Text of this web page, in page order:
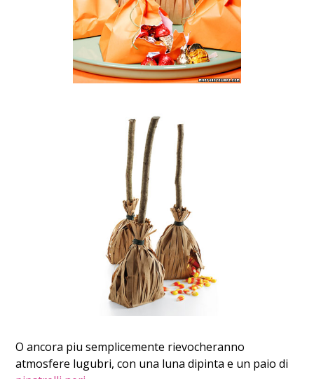
O ancora piu semplicemente rievocheranno
atmosfere lugubri, con una luna dipinta e un paio di